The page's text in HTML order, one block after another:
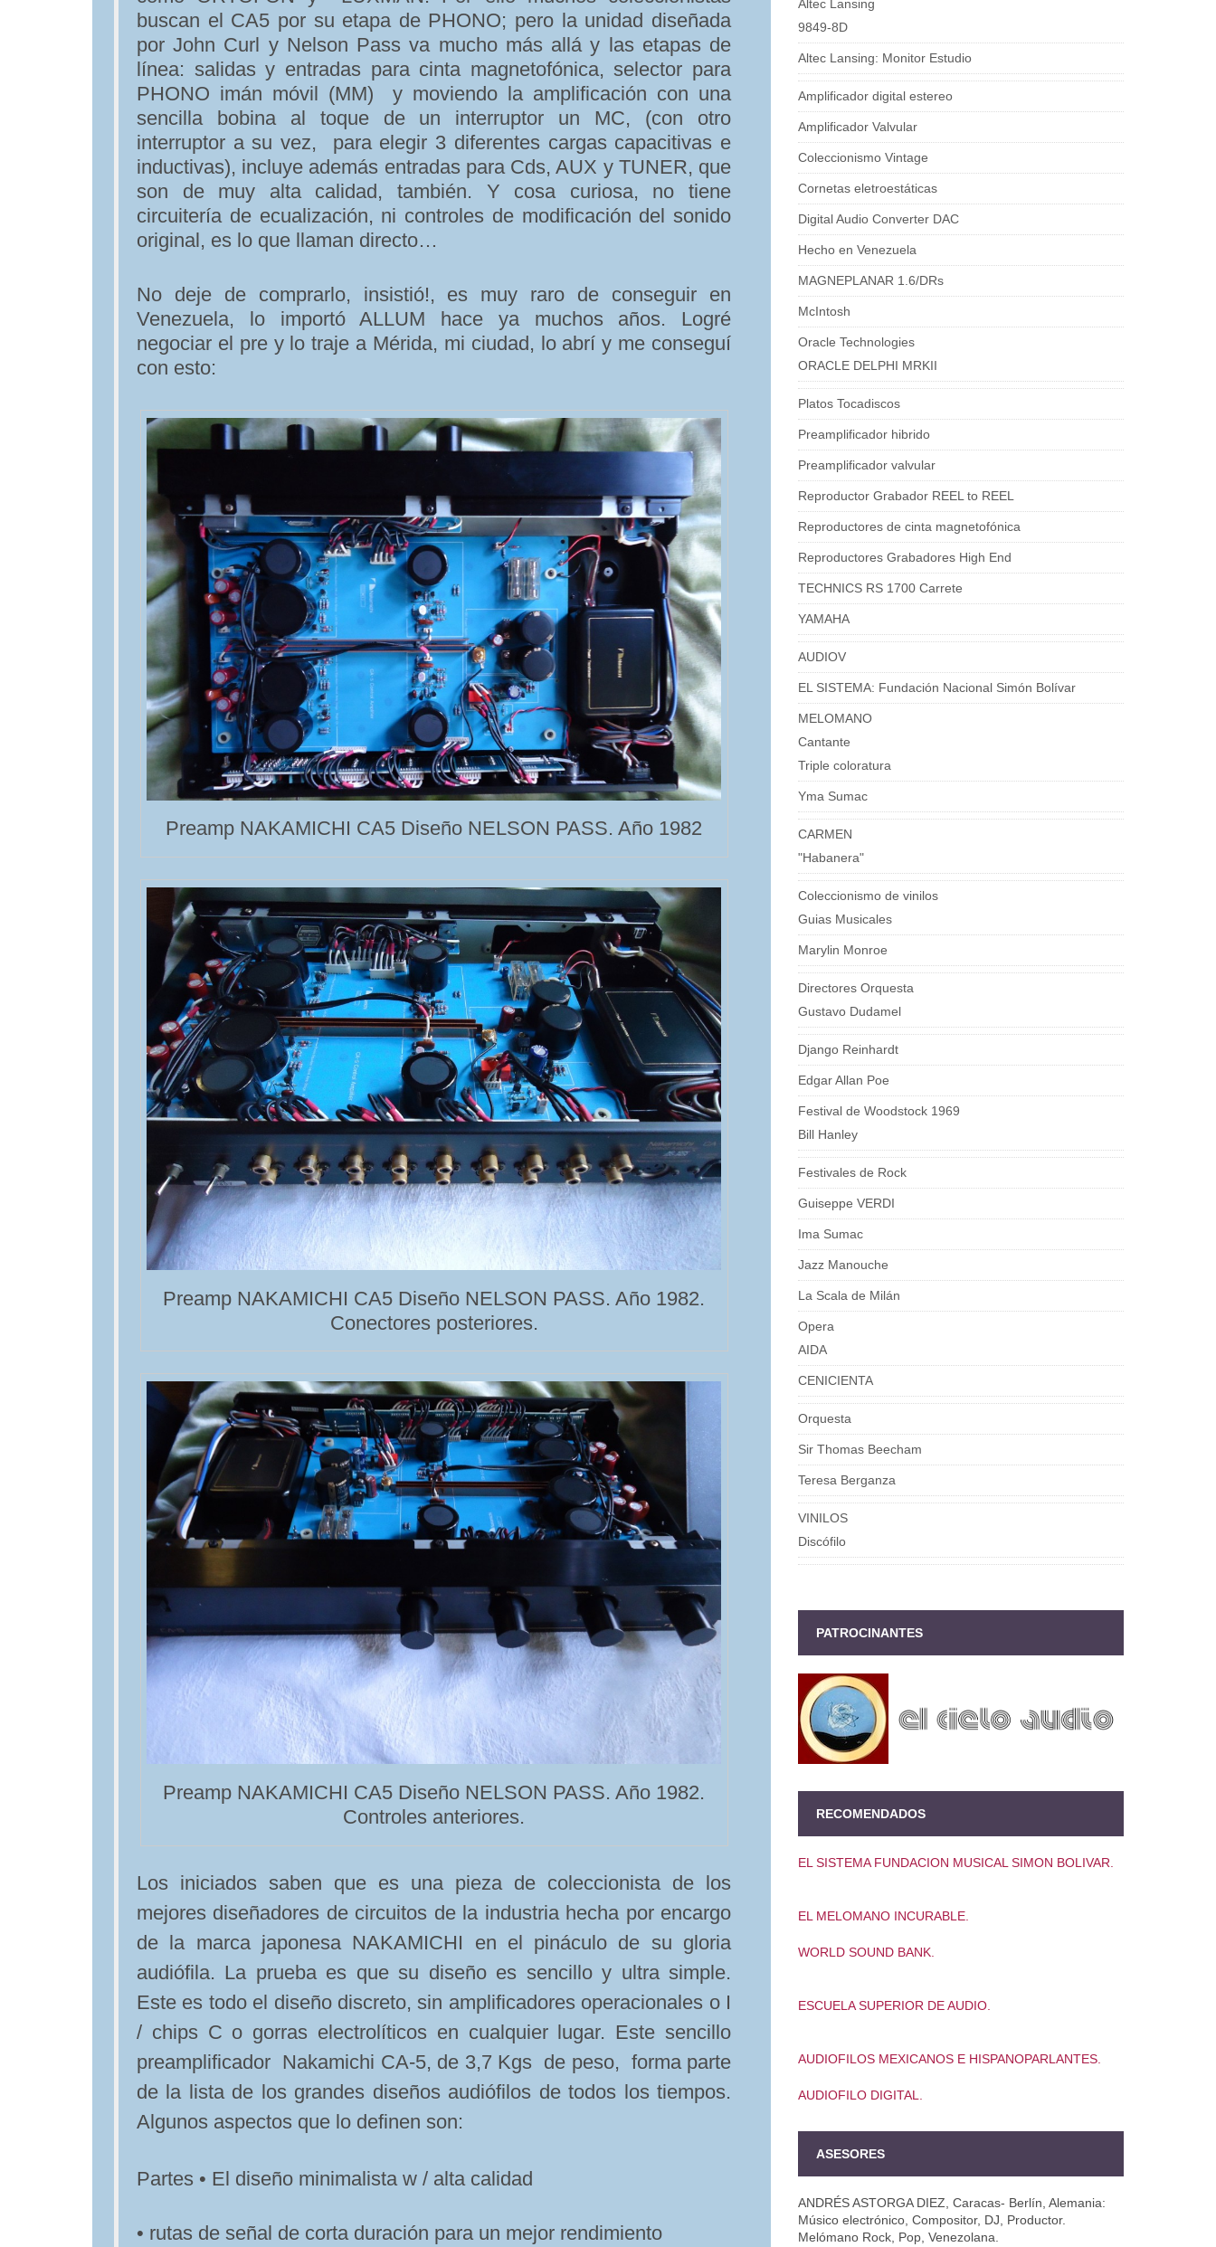
buscan el CA5 por su etapa de PHONO; pero la unidad diseñada
por John Curl y Nelson Pass va mucho más allá y las etapas de
línea: salidas y entradas para cinta magnetofónica, selector para
PHONO imán móvil (MM) y moviendo la amplificación con una
sencilla bobina al toque de un interruptor un MC, (con otro
interruptor a su vez, para elegir 3 diferentes cargas capacitivas e
inductivas), incluye además entradas para Cds, AUX y TUNER, que
son de muy alta calidad, también. Y cosa curiosa, no tiene
circuitería de ecualización, ni controles de modificación del sonido
original, es lo que llaman directo…
No deje de comprarlo, insistió!, es muy raro de conseguir en
Venezuela, lo importó ALLUM hace ya muchos años. Logré
negociar el pre y lo traje a Mérida, mi ciudad, lo abrí y me conseguí
con esto:
Preamp NAKAMICHI CA5 Diseño NELSON PASS. Año 1982
Preamp NAKAMICHI CA5 Diseño NELSON PASS. Año 1982.
Conectores posteriores.
Preamp NAKAMICHI CA5 Diseño NELSON PASS. Año 1982.
Controles anteriores.
Los iniciados saben que es una pieza de coleccionista de los
mejores diseñadores de circuitos de la industria hecha por encargo
de la marca japonesa NAKAMICHI en el pináculo de su gloria
audiófila. La prueba es que su diseño es sencillo y ultra simple.
Este es todo el diseño discreto, sin amplificadores operacionales o I
/ chips C o gorras electrolíticos en cualquier lugar. Este sencillo
preamplificador Nakamichi CA-5, de 3,7 Kgs de peso, forma parte
de la lista de los grandes diseños audiófilos de todos los tiempos.
Algunos aspectos que lo definen son:
Partes • El diseño minimalista w / alta calidad
• rutas de señal de corta duración para un mejor rendimiento
Altec Lansing
9849-8D
Altec Lansing: Monitor Estudio
Amplificador digital estereo
Amplificador Valvular
Coleccionismo Vintage
Cornetas eletroestáticas
Digital Audio Converter DAC
Hecho en Venezuela
MAGNEPLANAR 1.6/DRs
McIntosh
Oracle Technologies
ORACLE DELPHI MRKII
Platos Tocadiscos
Preamplificador hibrido
Preamplificador valvular
Reproductor Grabador REEL to REEL
Reproductores de cinta magnetofónica
Reproductores Grabadores High End
TECHNICS RS 1700 Carrete
YAMAHA
AUDIOV
EL SISTEMA: Fundación Nacional Simón Bolívar
MELOMANO
Cantante
Triple coloratura
Yma Sumac
CARMEN
"Habanera"
Coleccionismo de vinilos
Guias Musicales
Marylin Monroe
Directores Orquesta
Gustavo Dudamel
Django Reinhardt
Edgar Allan Poe
Festival de Woodstock 1969
Bill Hanley
Festivales de Rock
Guiseppe VERDI
Ima Sumac
Jazz Manouche
La Scala de Milán
Opera
AIDA
CENICIENTA
Orquesta
Sir Thomas Beecham
Teresa Berganza
VINILOS
Discófilo
PATROCINANTES
RECOMENDADOS
EL SISTEMA FUNDACION MUSICAL SIMON BOLIVAR.
EL MELOMANO INCURABLE.
WORLD SOUND BANK.
ESCUELA SUPERIOR DE AUDIO.
AUDIOFILOS MEXICANOS E HISPANOPARLANTES.
AUDIOFILO DIGITAL.
ASESORES
ANDRÉS ASTORGA DIEZ, Caracas- Berlín, Alemania:
Músico electrónico, Compositor, DJ, Productor.
Melómano Rock, Pop, Venezolana.